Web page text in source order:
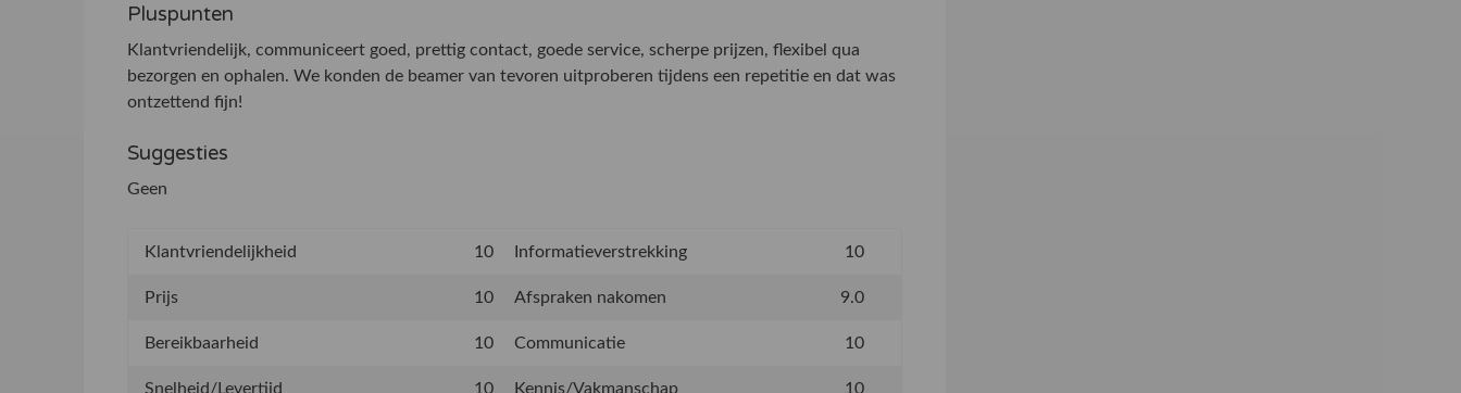
Pluspunten
Klantvriendelijk, communiceert goed, prettig contact, goede service, scherpe prijzen, flexibel qua
bezorgen en ophalen. We konden de beamer van tevoren uitproberen tijdens een repetitie en dat was
ontzettend fijn!
Suggesties
Geen
Klantvriendelijkheid 10 Informatieverstrekking 10
Prijs 10 Afspraken nakomen 9.0
Bereikbaarheid 10 Communicatie 10
Snelheid/Levertijd 10 Kennis/Vakmanschap 10